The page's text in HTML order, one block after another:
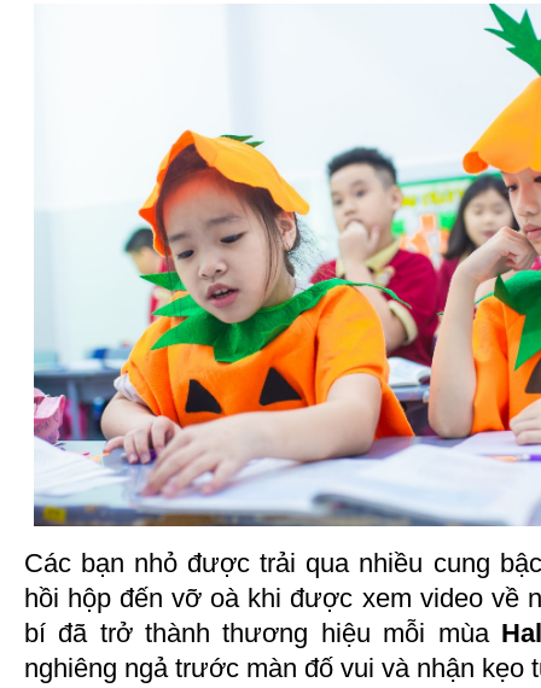
Các bạn nhỏ được trải qua nhiều cung
hồi hộp đến vỡ oà khi được xem video về
bí đã trở thành thương hiệu mỗi mùa
nghiêng ngả trước màn đố vui và nhận kẹo